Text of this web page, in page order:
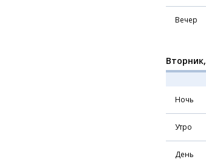
Вечер
Вторник,
Ночь
Утро
День